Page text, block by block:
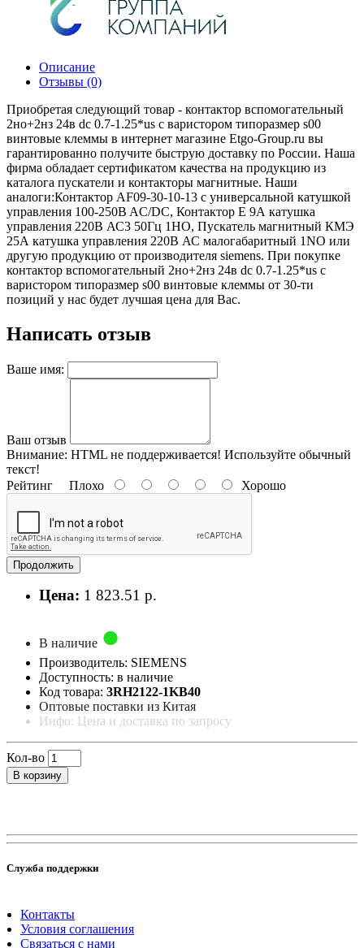
Описание
Отзывы (0)
Приобретая следующий товар - контактор вспомогательный
2но+2нз 24в dc 0.7-1.25*us с варистором типоразмер s00
винтовые клеммы в интернет магазине Etgo-Group.ru вы
гарантированно получите быструю доставку по России. Наша
фирма обладает сертификатом качества на продукцию из
каталога пускатели и контакторы магнитные. Наши
аналоги:Контактор AF09-30-10-13 с универсальной катушкой
управления 100-250B AC/DC, Контактор E 9А катушка
управления 220В АС3 50Гц 1НО, Пускатель магнитный КМЭ
25А катушка управления 220В АС малогабаритный 1NO или
другую продукцию от производителя siemens. При покупке
контактор вспомогательный 2но+2нз 24в dc 0.7-1.25*us с
варистором типоразмер s00 винтовые клеммы от 30-ти
позиций у нас будет лучшая цена для Вас.
Написать отзыв
Ваше имя:
Ваш отзыв
Внимание: HTML не поддерживается! Используйте обычный
текст!
Рейтинг Плохо Хорошо
Продолжить
Цена: 1 823.51 р.
В наличие
Производитель: SIEMENS
Доступность: в наличие
Код товара: 3RH2122-1KB40
Оптовые поставки из Китая
Инфо: Цена и доставка по запросу
Кол-во
В корзину
Служба поддержки
Контакты
Условия соглашения
Связаться с нами